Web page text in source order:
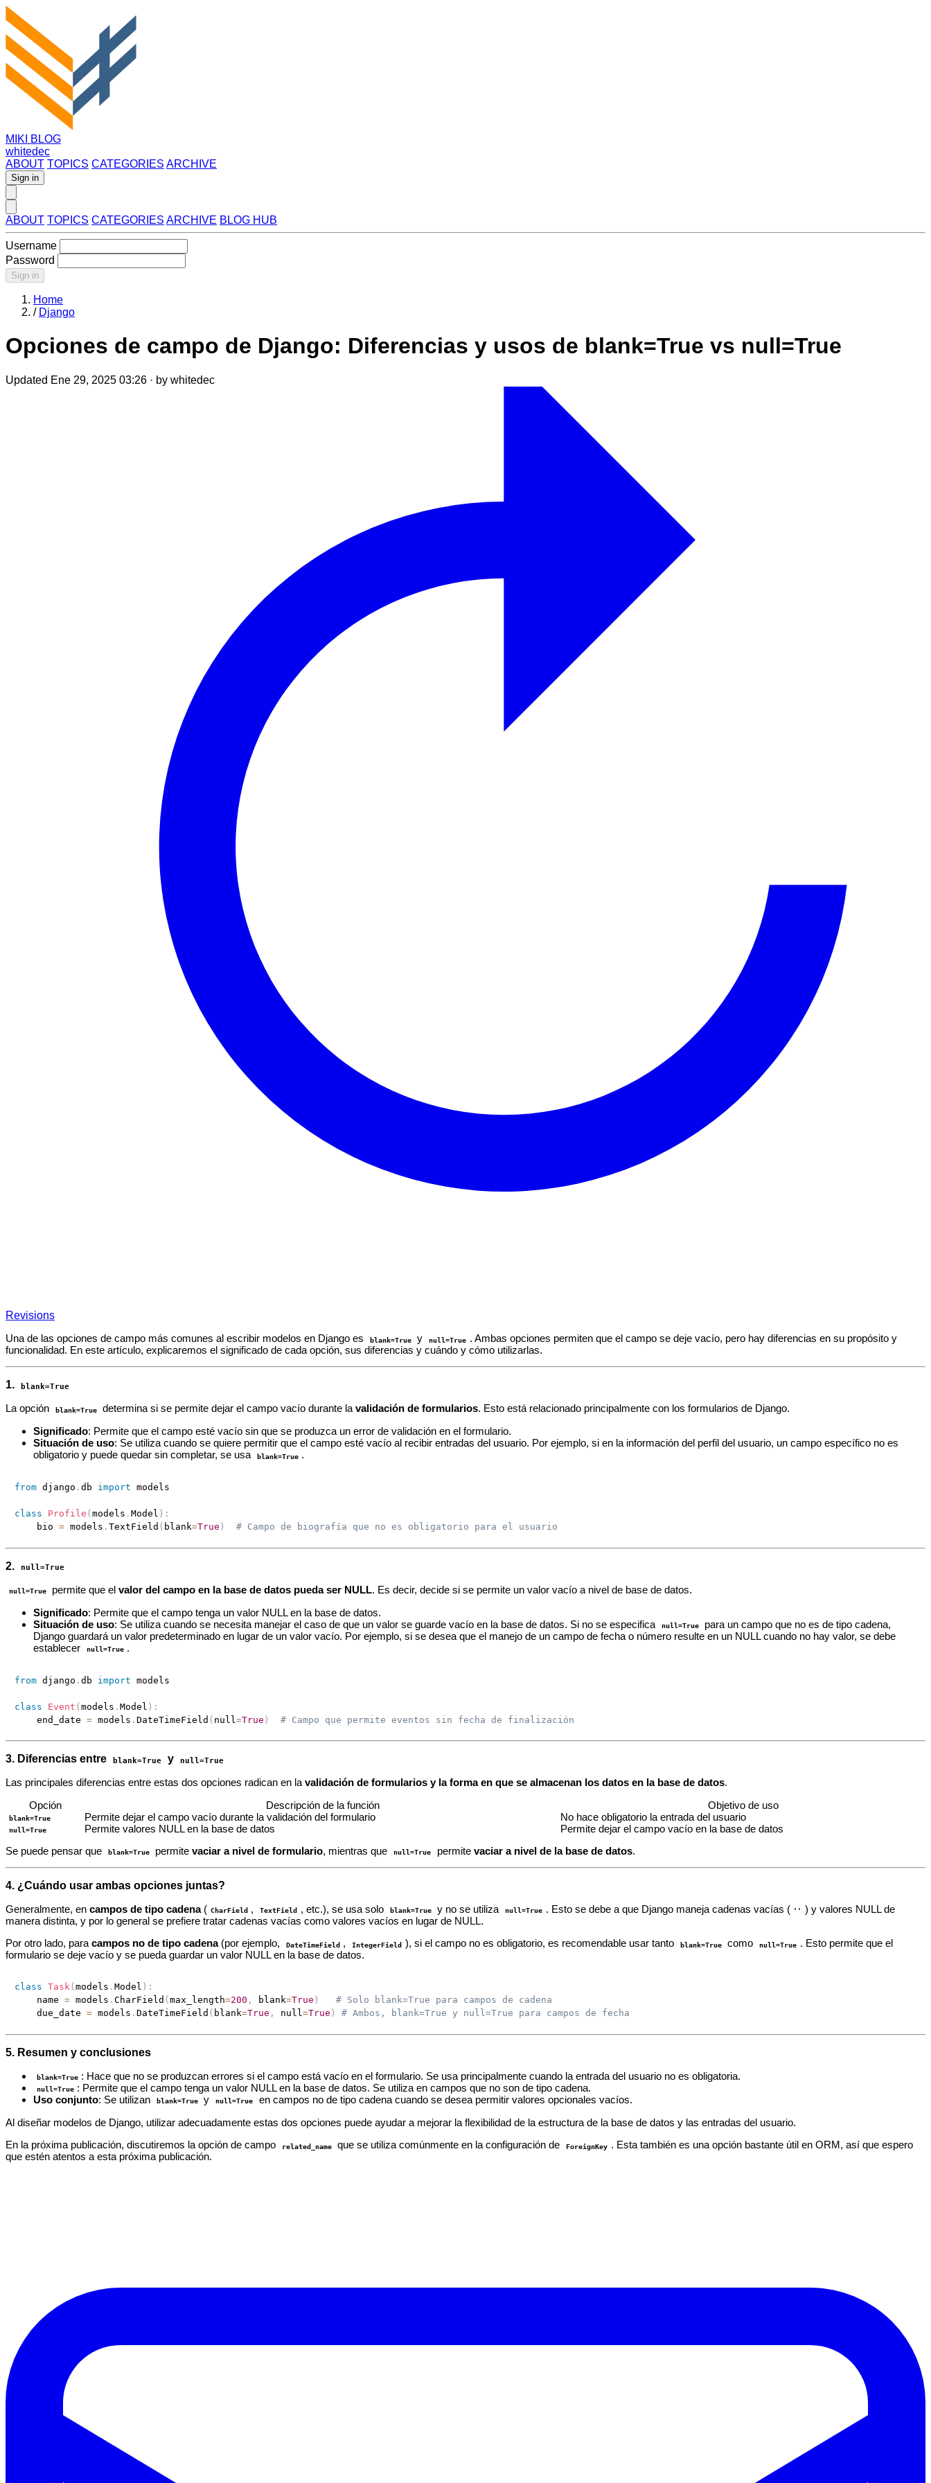
MIKI BLOG
whitedec
ABOUT TOPICS CATEGORIES ARCHIVE
Sign in
ABOUT TOPICS CATEGORIES ARCHIVE BLOG HUB
Username
Password
Sign in
Home
/ Django
Opciones de campo de Django: Diferencias y usos de blank=True vs null=True
Updated Ene 29, 2025 03:26 · by whitedec
Revisions
Una de las opciones de campo más comunes al escribir modelos en Django es
blank=True y null=True . Ambas opciones permiten que el campo se deje vacío, pero hay diferencias en su propósito y
funcionalidad. En este artículo, explicaremos el significado de cada opción, sus diferencias y cuándo y cómo utilizarlas.
1. blank=True
La opción blank=True determina si se permite dejar el campo vacío durante lavalidación de formularios. Esto está relacionado principalmente con los formularios de Django.
Significado: Permite que el campo esté vacío sin que se produzca un error de validación en el formulario.
Situación de uso: Se utiliza cuando se quiere permitir que el campo esté vacío al recibir entradas del usuario. Por ejemplo, si en la información del perfil del usuario, un campo específico no es
obligatorio y puede quedar sin completar, se usa
blank=True .
from django . db import models
class Profile ( models . Model ) :
    bio
= models . TextField ( blank=True ) # Campo de biografía que no es obligatorio para el usuario
2. null=True
null=True permite que elvalor del campo en la base de datos pueda ser NULL. Es decir, decide si se permite un valor vacío a nivel de base de datos.
Significado: Permite que el campo tenga un valor NULL en la base de datos.
Situación de uso: Se utiliza cuando se necesita manejar el caso de que un valor se guarde vacío en la base de datos. Si no se especifica null=True
para un campo que no es de tipo cadena,
Django guardará un valor predeterminado en lugar de un valor vacío. Por ejemplo, si se desea que el manejo de un campo de fecha o número resulte en un NULL cuando no hay valor, se debe
establecer
null=True .
from django . db import models
class Event (models . Model ) :
    end_date
= models . DateTimeField ( null =True ) # Campo que permite eventos sin fecha de finalización
3. Diferencias entre blank=True y null=True
Las principales diferencias entre estas dos opciones radican en lavalidación de formularios y la forma en que se almacenan los datos en la base de datos.
Opción
Descripción de la función Objetivo de uso
blank=True Permite dejar el campo vacío durante la validación del formulario No hace obligatorio la entrada del usuario
null=True Permite valores NULL en la base de datos
Permite dejar el campo vacío en la base de datos
Se puede pensar que
blank=True permitevaciar a nivel de formulario, mientras que null=True permite vaciar a nivel de la base de datos.
4. ¿Cuándo usar ambas opciones juntas?
Generalmente, en campos de tipo cadena( CharField , TextField , etc.), se usa solo blank=True y no se utiliza null=True . Esto se debe a que Django maneja cadenas vacías ( '' ) y valores NULL de
manera distinta, y por lo general se prefiere tratar cadenas vacías como valores vacíos en lugar de NULL.
Por otro lado, para campos no de tipo cadena(por ejemplo, DateTimeField , IntegerField ), si el campo no es obligatorio, es recomendable usar tanto blank=True como null=True . Esto permite que el
formulario se deje vacío y se pueda guardar un valor NULL en la base de datos.
class Task( models . Model ) :
    name
= models . CharField ( max_length=200 , blank=True )
# Solo blank=True para campos de cadena
    due_date
= models . DateTimeField ( blank=True , null=True ) # Ambos, blank=True y null=True para campos de fecha
5. Resumen y conclusiones
blank=True : Hace que no se produzcan errores si el campo está vacío en el formulario. Se usa principalmente cuando la entrada del usuario no es obligatoria.
null=True : Permite que el campo tenga un valor NULL en la base de datos. Se utiliza en campos que no son de tipo cadena.
Uso conjunto: Se utilizan blank=True y null=True
en campos no de tipo cadena cuando se desea permitir valores opcionales vacíos.
Al diseñar modelos de Django, utilizar adecuadamente estas dos opciones puede ayudar a mejorar la flexibilidad de la estructura de la base de datos y las entradas del usuario.
En la próxima publicación, discutiremos la opción de campo
related_name que se utiliza comúnmente en la configuración de ForeignKey . Esta también es una opción bastante útil en ORM, así que espero
que estén atentos a esta próxima publicación.